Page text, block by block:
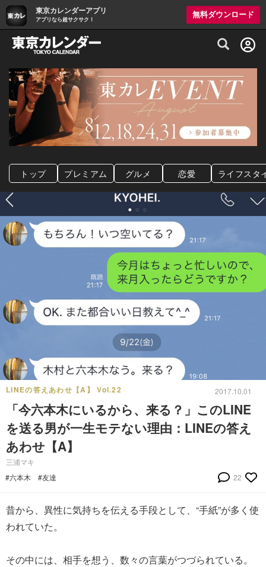
東京カレンダーアプリ
アプリなら超サクサク！
無料ダウンロード
グルメ情報・プレミアムレストラン予約
トップ プレミアム グルメ 恋愛 ライフスタ
LINEの答えあわせ【A】 Vol.22 2017.10.01
「今六本木にいるから、来る？」このLINE
を送る男が一生モテない理由：LINEの答え
あわせ【A】
三浦マキ
#六本木
#友達 22
昔から、異性に気持ちを伝える手段として、“手紙”が多く使
われていた。
その中には、相手を想う、数々の言葉がつづられている。